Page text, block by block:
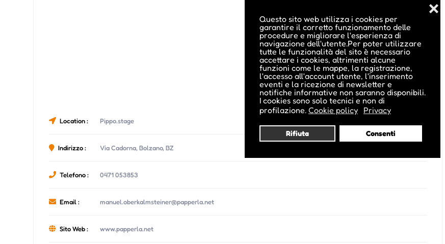
Questo sito web utilizza i cookies per
garantire il corretto funzionamento delle
procedure e migliorare l'esperienza di
navigazione dell'utente.Per poter utilizzare
tutte le funzionalità del sito è necessario
accettare i cookies, altrimenti alcune
funzioni come le mappe, la registrazione,
l'accesso all'account utente, l'inserimento
eventi e la ricezione di newsletter e
notifiche informative non saranno disponibili.
I cookies sono solo tecnici e non di
profilazione. Cookie policy Privacy
Rifiuta Consenti
❌
Location : Pippo.stage
Indirizzo : Via Cadorna, Bolzano, BZ
Telefono : 0471 053853
Email : manuel.oberkalmsteiner@papperla.net
Sito Web : www.papperla.net